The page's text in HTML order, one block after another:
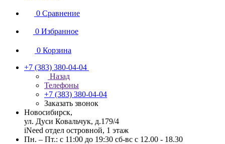
0 Сравнение
0 Избранное
0 Корзина
+7 (383) 380-04-04
Назад
Телефоны
+7 (383) 380-04-04
Заказать звонок
Новосибирск,
ул. Дуси Ковальчук, д.179/4
iNeed отдел островной, 1 этаж
Пн. – Пт.: с 11:00 до 19:30 сб-вс с 12.00 - 18.30